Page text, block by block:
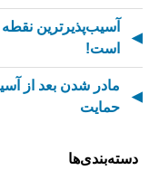
آسیب‌پذیرترین
است!
مادر شدن بعد از
حمایت
دسته‌بندی‌ها